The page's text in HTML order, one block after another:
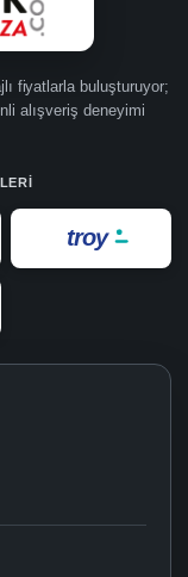
fiyatlarla buluşturuyor;
alışveriş deneyimi
troy